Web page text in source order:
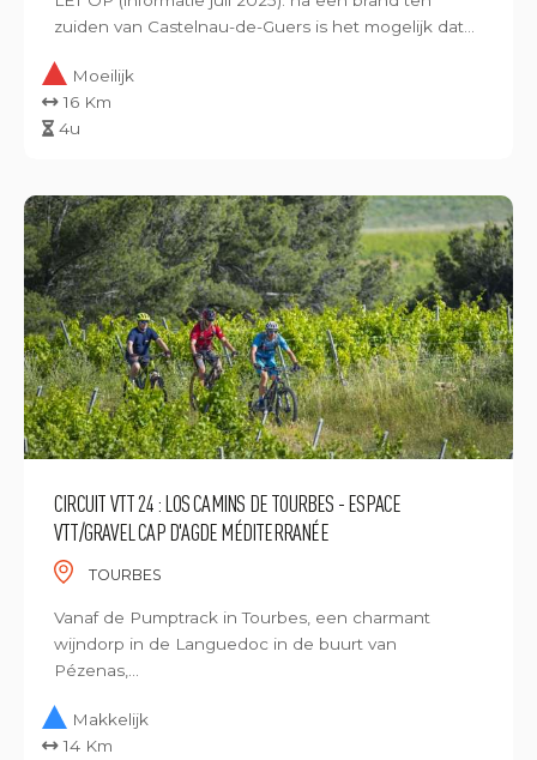
zuiden van Castelnau-de-Guers is het mogelijk dat...
Moeilijk
16 Km
4u
CIRCUIT VTT 24 : LOS CAMINS DE TOURBES - ESPACE
VTT/GRAVEL CAP D'AGDE MÉDITERRANÉE
TOURBES
Vanaf de Pumptrack in Tourbes, een charmant
wijndorp in de Languedoc in de buurt van
Pézenas,...
Makkelijk
14 Km